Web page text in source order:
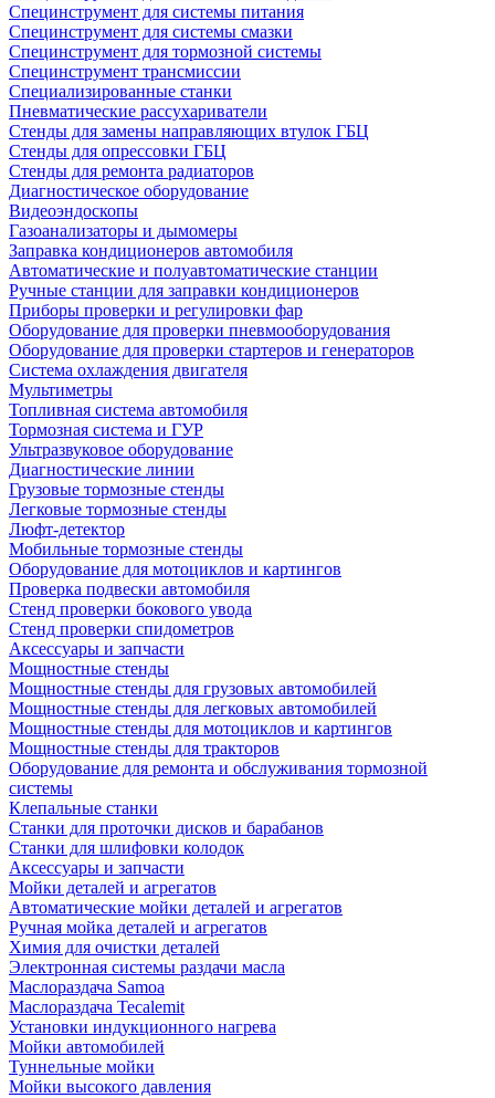
Специнструмент для системы питания
Специнструмент для системы смазки
Специнструмент для тормозной системы
Специнструмент трансмиссии
Специализированные станки
Пневматические рассухариватели
Стенды для замены направляющих втулок ГБЦ
Стенды для опрессовки ГБЦ
Стенды для ремонта радиаторов
Диагностическое оборудование
Видеоэндоскопы
Газоанализаторы и дымомеры
Заправка кондиционеров автомобиля
Автоматические и полуавтоматические станции
Ручные станции для заправки кондиционеров
Приборы проверки и регулировки фар
Оборудование для проверки пневмооборудования
Оборудование для проверки стартеров и генераторов
Система охлаждения двигателя
Мультиметры
Топливная система автомобиля
Тормозная система и ГУР
Ультразвуковое оборудование
Диагностические линии
Грузовые тормозные стенды
Легковые тормозные стенды
Люфт-детектор
Мобильные тормозные стенды
Оборудование для мотоциклов и картингов
Проверка подвески автомобиля
Стенд проверки бокового увода
Стенд проверки спидометров
Аксессуары и запчасти
Мощностные стенды
Мощностные стенды для грузовых автомобилей
Мощностные стенды для легковых автомобилей
Мощностные стенды для мотоциклов и картингов
Мощностные стенды для тракторов
Оборудование для ремонта и обслуживания тормозной
системы
Клепальные станки
Станки для проточки дисков и барабанов
Станки для шлифовки колодок
Аксессуары и запчасти
Мойки деталей и агрегатов
Автоматические мойки деталей и агрегатов
Ручная мойка деталей и агрегатов
Химия для очистки деталей
Электронная системы раздачи масла
Маслораздача Samoa
Маслораздача Tecalemit
Установки индукционного нагрева
Мойки автомобилей
Туннельные мойки
Мойки высокого давления